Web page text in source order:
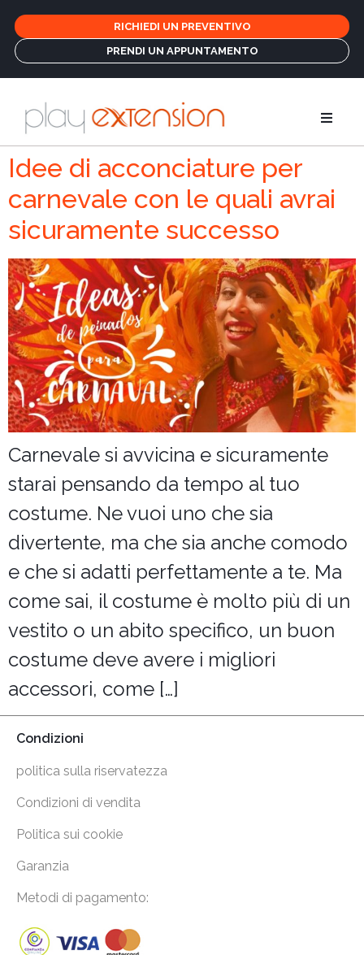
RICHIEDI UN PREVENTIVO
PRENDI UN APPUNTAMENTO
Estensioni
Treccine e
GHD
Cura
Salotti
Idee di acconciature per
carnevale con le quali avrai
sicuramente successo
Carnevale si avvicina e sicuramente
starai pensando da tempo al tuo
costume. Ne vuoi uno che sia
divertente, ma che sia anche comodo
e che si adatti perfettamente a te. Ma
come sai, il costume è molto più di un
vestito o un abito specifico, un buon
costume deve avere i migliori
accessori, come […]
Condizioni
politica sulla riservatezza
Condizioni di vendita
Politica sui cookie
Garanzia
Metodi di pagamento: